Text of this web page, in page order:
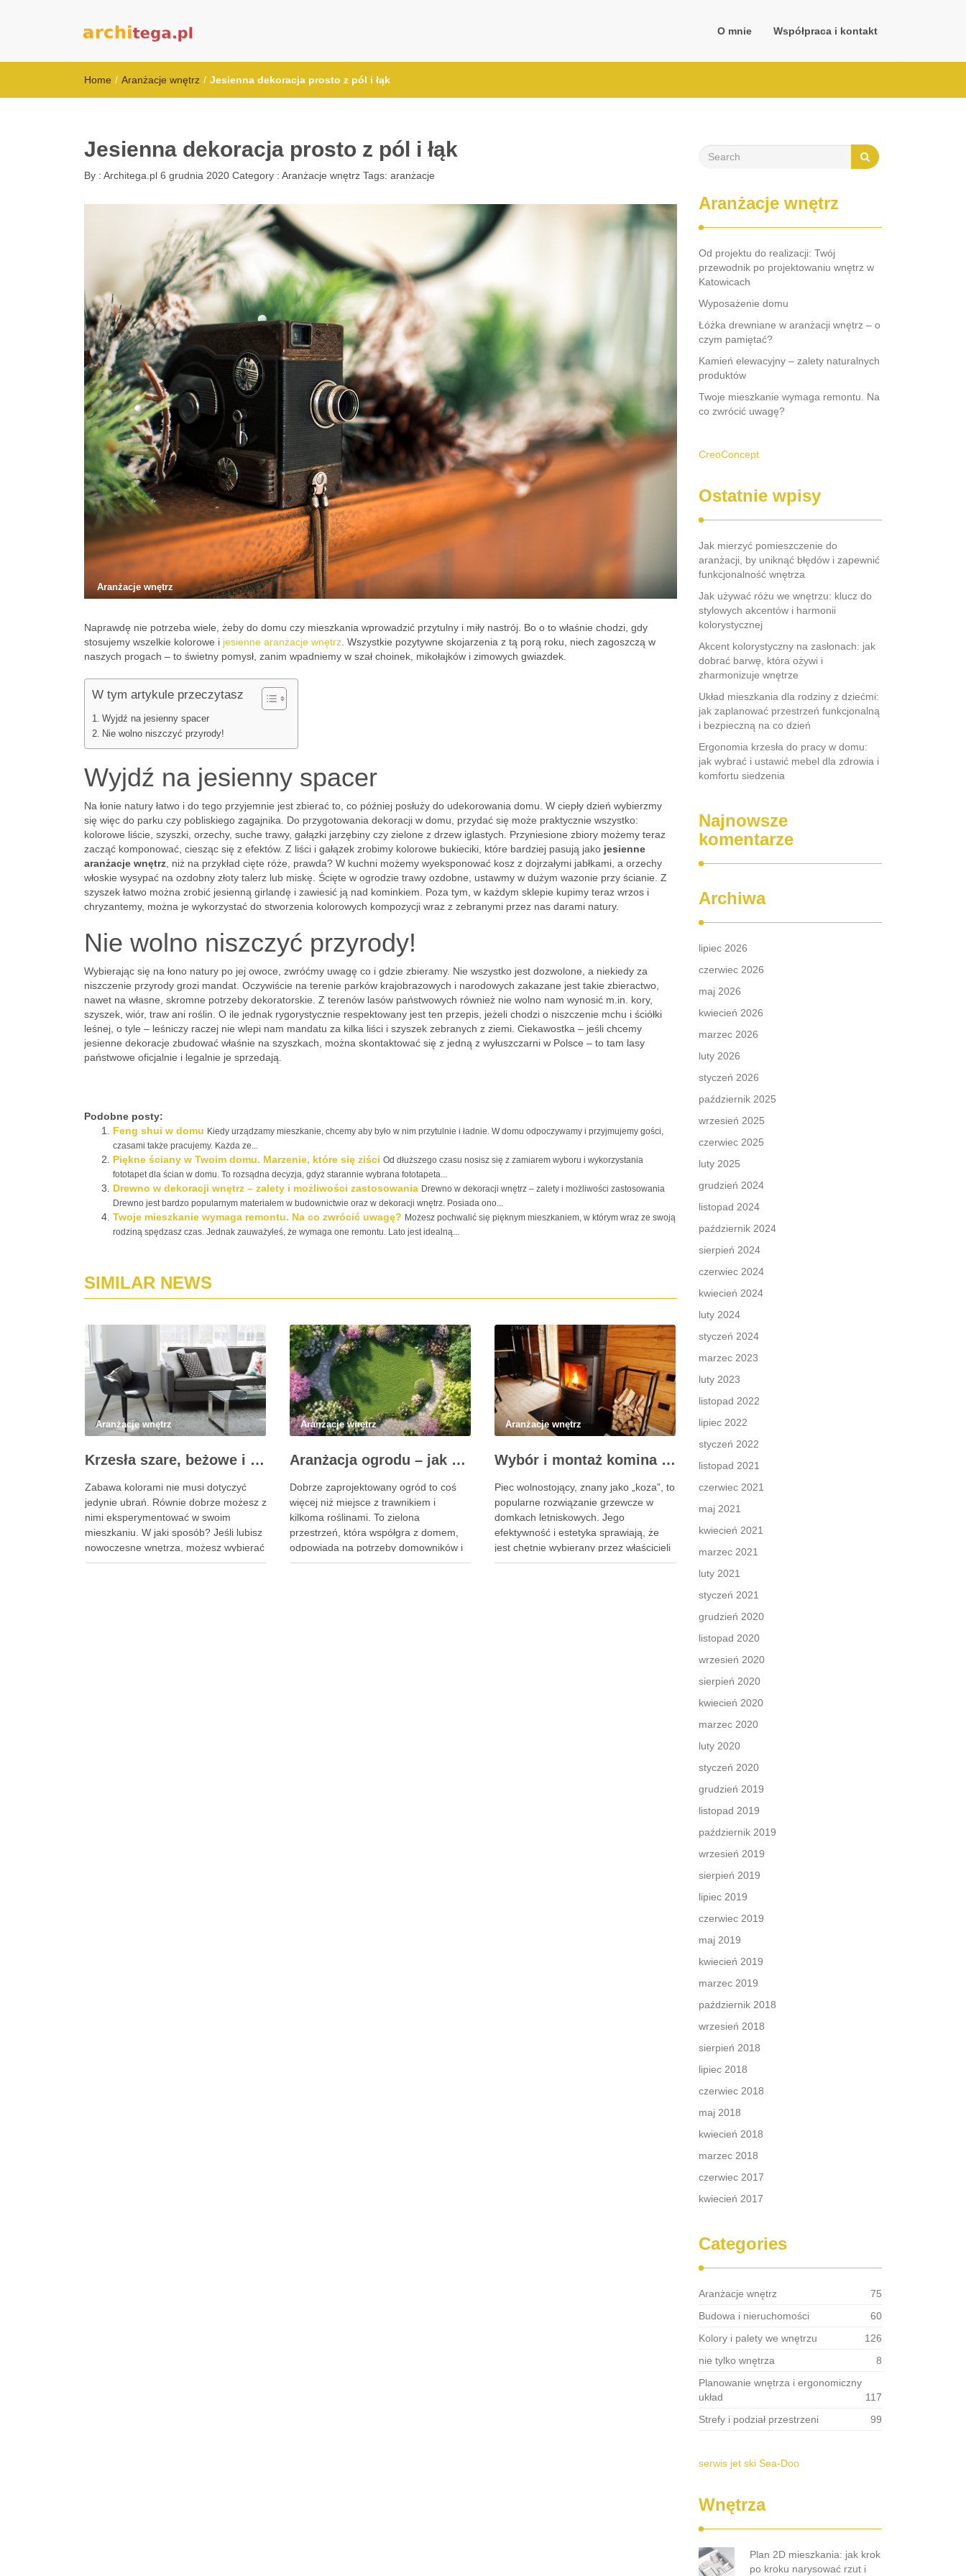
O mnie Współpraca i kontakt
Home / Aranżacje wnętrz / Jesienna dekoracja prosto z pól i łąk
Jesienna dekoracja prosto z pól i łąk
By : Architega.pl 6 grudnia 2020 Category : Aranżacje wnętrz Tags: aranżacje
Aranżacje wnętrz
Naprawdę nie potrzeba wiele, żeby do domu czy mieszkania wprowadzić przytulny i miły nastrój. Bo o to właśnie chodzi, gdy
stosujemy wszelkie kolorowe i jesienne aranżacje wnętrz . Wszystkie pozytywne skojarzenia z tą porą roku, niech zagoszczą w
naszych progach – to świetny pomysł, zanim wpadniemy w szał choinek, mikołajków i zimowych gwiazdek.
W tym artykule przeczytasz
Wyjdź na jesienny spacer
Nie wolno niszczyć przyrody!
Wyjdź na jesienny spacer
Na łonie natury łatwo i do tego przyjemnie jest zbierać to, co później posłuży do udekorowania domu. W ciepły dzień wybierzmy
się więc do parku czy pobliskiego zagajnika. Do przygotowania dekoracji w domu, przydać się może praktycznie wszystko:
kolorowe liście, szyszki, orzechy, suche trawy, gałązki jarzębiny czy zielone z drzew iglastych. Przyniesione zbiory możemy teraz
zacząć komponować, ciesząc się z efektów. Z liści i gałązek zrobimy kolorowe bukieciki, które bardziej pasują jako jesienne
aranżacje wnętrz , niż na przykład cięte róże, prawda? W kuchni możemy wyeksponować kosz z dojrzałymi jabłkami, a orzechy
włoskie wysypać na ozdobny złoty talerz lub miskę. Ścięte w ogrodzie trawy ozdobne, ustawmy w dużym wazonie przy ścianie. Z
szyszek łatwo można zrobić jesienną girlandę i zawiesić ją nad kominkiem. Poza tym, w każdym sklepie kupimy teraz wrzos i
chryzantemy, można je wykorzystać do stworzenia kolorowych kompozycji wraz z zebranymi przez nas darami natury.
Nie wolno niszczyć przyrody!
Wybierając się na łono natury po jej owoce, zwróćmy uwagę co i gdzie zbieramy. Nie wszystko jest dozwolone, a niekiedy za
niszczenie przyrody grozi mandat. Oczywiście na terenie parków krajobrazowych i narodowych zakazane jest takie zbieractwo,
nawet na własne, skromne potrzeby dekoratorskie. Z terenów lasów państwowych również nie wolno nam wynosić m.in. kory,
szyszek, wiór, traw ani roślin. O ile jednak rygorystycznie respektowany jest ten przepis, jeżeli chodzi o niszczenie mchu i ściółki
leśnej, o tyle – leśniczy raczej nie wlepi nam mandatu za kilka liści i szyszek zebranych z ziemi. Ciekawostka – jeśli chcemy
jesienne dekoracje zbudować właśnie na szyszkach, można skontaktować się z jedną z wyłuszczarni w Polsce – to tam lasy
państwowe oficjalnie i legalnie je sprzedają.
Podobne posty:
Feng shui w domu Kiedy urządzamy mieszkanie, chcemy aby było w nim przytulnie i ładnie. W domu odpoczywamy i przyjmujemy gości,
czasami także pracujemy. Każda ze...
Piękne ściany w Twoim domu. Marzenie, które się ziści Od dłuższego czasu nosisz się z zamiarem wyboru i wykorzystania
fototapet dla ścian w domu. To rozsądna decyzja, gdyż starannie wybrana fototapeta...
Drewno w dekoracji wnętrz – zalety i możliwości zastosowania Drewno w dekoracji wnętrz – zalety i możliwości zastosowania
Drewno jest bardzo popularnym materiałem w budownictwie oraz w dekoracji wnętrz. Posiada ono...
Twoje mieszkanie wymaga remontu. Na co zwrócić uwagę? Możesz pochwalić się pięknym mieszkaniem, w którym wraz ze swoją
rodziną spędzasz czas. Jednak zauważyłeś, że wymaga one remontu. Lato jest idealną...
SIMILAR NEWS
Aranżacje wnętrz
Krzesła szare, beżowe i brązowe – neutralne barwy w ofercie Novodom
Zabawa kolorami nie musi dotyczyć
jedynie ubrań. Równie dobrze możesz z
nimi eksperymentować w swoim
mieszkaniu. W jaki sposób? Jeśli lubisz
nowoczesne wnętrza, możesz wybierać
spośród wielu propozycji krzeseł w
Aranżacje wnętrz
Aranżacja ogrodu – jak stworzyć przestrzeń, która cieszy oczy przez cały rok?
Dobrze zaprojektowany ogród to coś
więcej niż miejsce z trawnikiem i
kilkoma roślinami. To zielona
przestrzeń, która współgra z domem,
odpowiada na potrzeby domowników i
daje chwilę wytchnienia od codziennego
Aranżacje wnętrz
Wybór i montaż komina do pieca wolnostojącego w domku letniskowym
Piec wolnostojący, znany jako „koza”, to
popularne rozwiązanie grzewcze w
domkach letniskowych. Jego
efektywność i estetyka sprawiają, że
jest chętnie wybierany przez właścicieli
takich obiektów. Kluczowym elementem
Aranżacje wnętrz
Od projektu do realizacji: Twój
przewodnik po projektowaniu wnętrz w
Katowicach
Wyposażenie domu
Łóżka drewniane w aranżacji wnętrz – o
czym pamiętać?
Kamień elewacyjny – zalety naturalnych
produktów
Twoje mieszkanie wymaga remontu. Na
co zwrócić uwagę?
CreoConcept
Ostatnie wpisy
Jak mierzyć pomieszczenie do
aranżacji, by uniknąć błędów i zapewnić
funkcjonalność wnętrza
Jak używać różu we wnętrzu: klucz do
stylowych akcentów i harmonii
kolorystycznej
Akcent kolorystyczny na zasłonach: jak
dobrać barwę, która ożywi i
zharmonizuje wnętrze
Układ mieszkania dla rodziny z dziećmi:
jak zaplanować przestrzeń funkcjonalną
i bezpieczną na co dzień
Ergonomia krzesła do pracy w domu:
jak wybrać i ustawić mebel dla zdrowia i
komfortu siedzenia
Najnowsze
komentarze
Archiwa
lipiec 2026
czerwiec 2026
maj 2026
kwiecień 2026
marzec 2026
luty 2026
styczeń 2026
październik 2025
wrzesień 2025
czerwiec 2025
luty 2025
grudzień 2024
listopad 2024
październik 2024
sierpień 2024
czerwiec 2024
kwiecień 2024
luty 2024
styczeń 2024
marzec 2023
luty 2023
listopad 2022
lipiec 2022
styczeń 2022
listopad 2021
czerwiec 2021
maj 2021
kwiecień 2021
marzec 2021
luty 2021
styczeń 2021
grudzień 2020
listopad 2020
wrzesień 2020
sierpień 2020
kwiecień 2020
marzec 2020
luty 2020
styczeń 2020
grudzień 2019
listopad 2019
październik 2019
wrzesień 2019
sierpień 2019
lipiec 2019
czerwiec 2019
maj 2019
kwiecień 2019
marzec 2019
październik 2018
wrzesień 2018
sierpień 2018
lipiec 2018
czerwiec 2018
maj 2018
kwiecień 2018
marzec 2018
czerwiec 2017
kwiecień 2017
Categories
Aranżacje wnętrz
75
Budowa i nieruchomości
60
Kolory i palety we wnętrzu
126
nie tylko wnętrza
8
Planowanie wnętrza i ergonomiczny
układ
117
Strefy i podział przestrzeni
99
serwis jet ski Sea-Doo
Wnętrza
Plan 2D mieszkania: jak krok
po kroku narysować rzut i